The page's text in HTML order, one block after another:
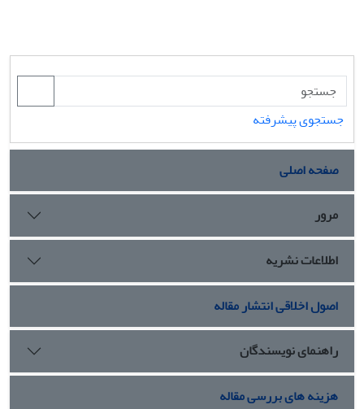
جستجوی پیشرفته
صفحه اصلی
مرور
اطلاعات نشریه
اصول اخلاقی انتشار مقاله
راهنمای نویسندگان
هزینه های بررسی مقاله